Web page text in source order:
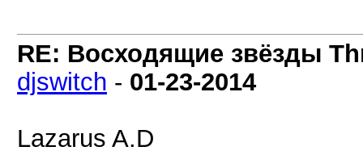
RE: Восходящие звёзды
djswitch - 01-23-2014
Lazarus A.D